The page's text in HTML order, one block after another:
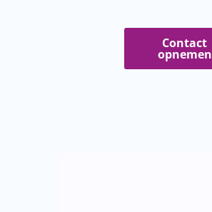
Contact
opnemen